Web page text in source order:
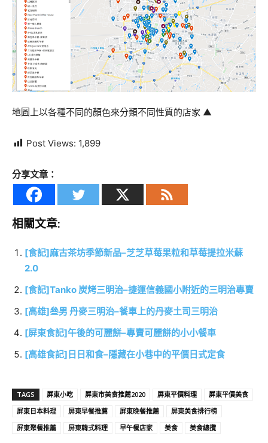
地圖上以各種不同的顏色來分類不同性質的店家 ▲
Post Views: 1,899
分享文章：
相關文章:
[食記]麻古茶坊季節新品–芝芝草莓果粒和草莓提拉米蘇
2.0
[食記]Tanko 炭烤三明治–捷運信義國小附近的三明治專賣
[高雄]叄男 丹麥三明治–餐車上的丹麥土司三明治
[屏東食記]午後的可麗餅–專賣可麗餅的小小餐車
[高雄食記]日日和食–隱藏在小巷中的平價日式定食
TAGS 屏東小吃 屏東市美食推薦2020 屏東平價料理
屏東平價美食
屏東日本料理
屏東早餐推薦 屏東晚餐推薦
屏東美食排行榜
屏東聚餐推薦
屏東韓式料理 早午餐店家 美食 美食總攬